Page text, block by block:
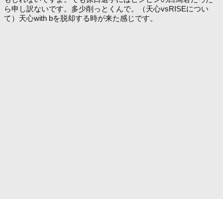
ら申し訳ないです。多少削っとくんで。（天心vsRISEについ
て）天心with bを脱却する時が来た感じです。